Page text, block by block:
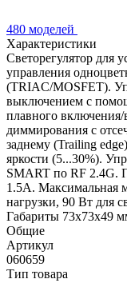
480 моделей
Характеристики
Светорегулятор для
управления
(TRIAC/MOSFET).
выключением с
плавного
диммирования с
заднему (Trailing
яркости (5...30%).
SMART по RF 2.4G.
1.5А. Максимальная
нагрузки, 90 Вт для
Габариты 73х73х49
Общие
Артикул
060659
Тип товара